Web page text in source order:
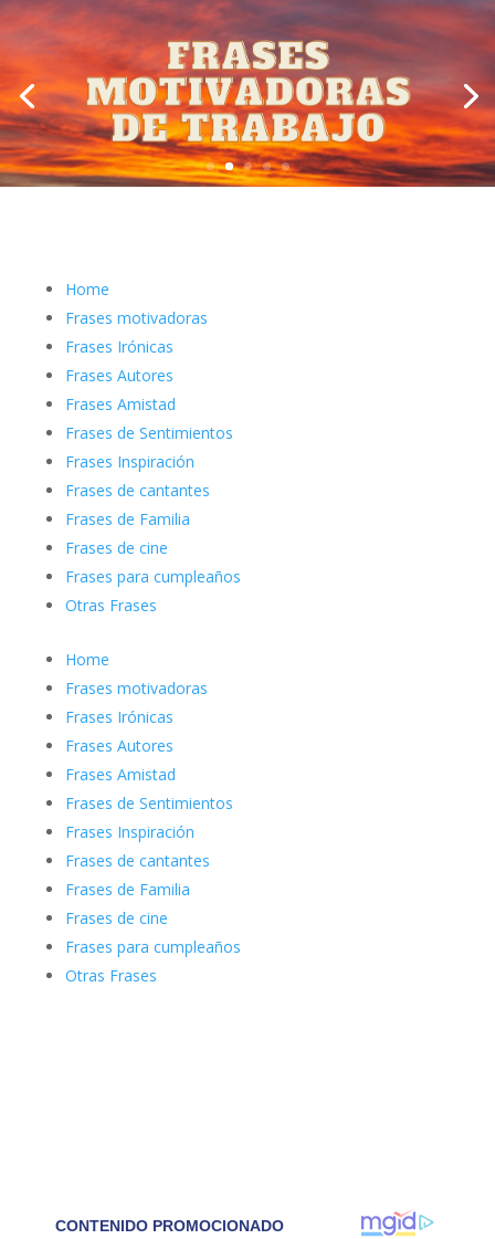
Home
Frases motivadoras
Frases Irónicas
Frases Autores
Frases Amistad
Frases de Sentimientos
Frases Inspiración
Frases de cantantes
Frases de Familia
Frases de cine
Frases para cumpleaños
Otras Frases
Home
Frases motivadoras
Frases Irónicas
Frases Autores
Frases Amistad
Frases de Sentimientos
Frases Inspiración
Frases de cantantes
Frases de Familia
Frases de cine
Frases para cumpleaños
Otras Frases